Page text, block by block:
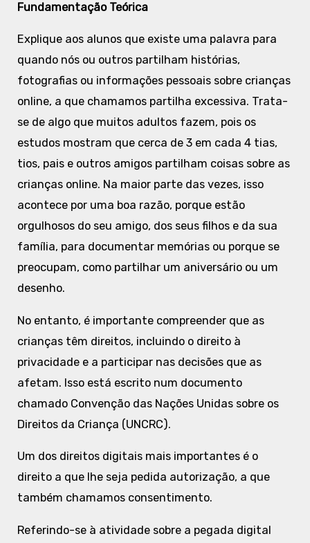
Fundamentação Teórica
Explique aos alunos que existe uma palavra para
quando nós ou outros partilham histórias,
fotografias ou informações pessoais sobre crianças
online, a que chamamos partilha excessiva. Trata-
se de algo que muitos adultos fazem, pois os
estudos mostram que cerca de 3 em cada 4 tias,
tios, pais e outros amigos partilham coisas sobre as
crianças online. Na maior parte das vezes, isso
acontece por uma boa razão, porque estão
orgulhosos do seu amigo, dos seus filhos e da sua
família, para documentar memórias ou porque se
preocupam, como partilhar um aniversário ou um
desenho.
No entanto, é importante compreender que as
crianças têm direitos, incluindo o direito à
privacidade e a participar nas decisões que as
afetam. Isso está escrito num documento
chamado Convenção das Nações Unidas sobre os
Direitos da Criança (UNCRC).
Um dos direitos digitais mais importantes é o
direito a que lhe seja pedida autorização, a que
também chamamos consentimento.
Referindo-se à atividade sobre a pegada digital